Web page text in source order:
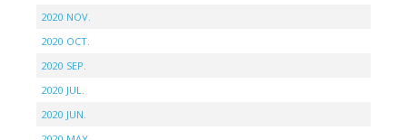
2020 NOV.
2020 OCT.
2020 SEP.
2020 JUL.
2020 JUN.